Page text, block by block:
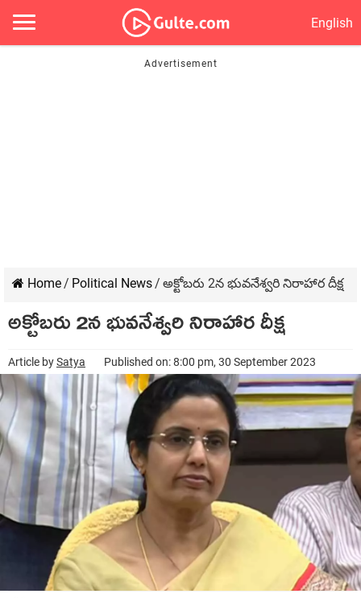
English
Home/ Political News/ అక్టోబరు 2న భువనేశ్వరి నిరాహార దీక్ష
అక్టోబరు 2న భువనేశ్వరి నిరాహార దీక్ష
Article bySatya Published on: 8:00 pm, 30 September 2023